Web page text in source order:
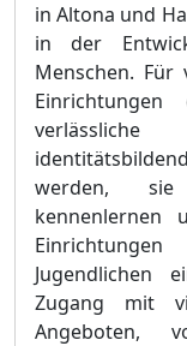
in Altona und
in der
Menschen. Für
verlässliche
identitä
werden, sie
kennenlernen
Jugendlichen
Zugang mit
Angeboten,